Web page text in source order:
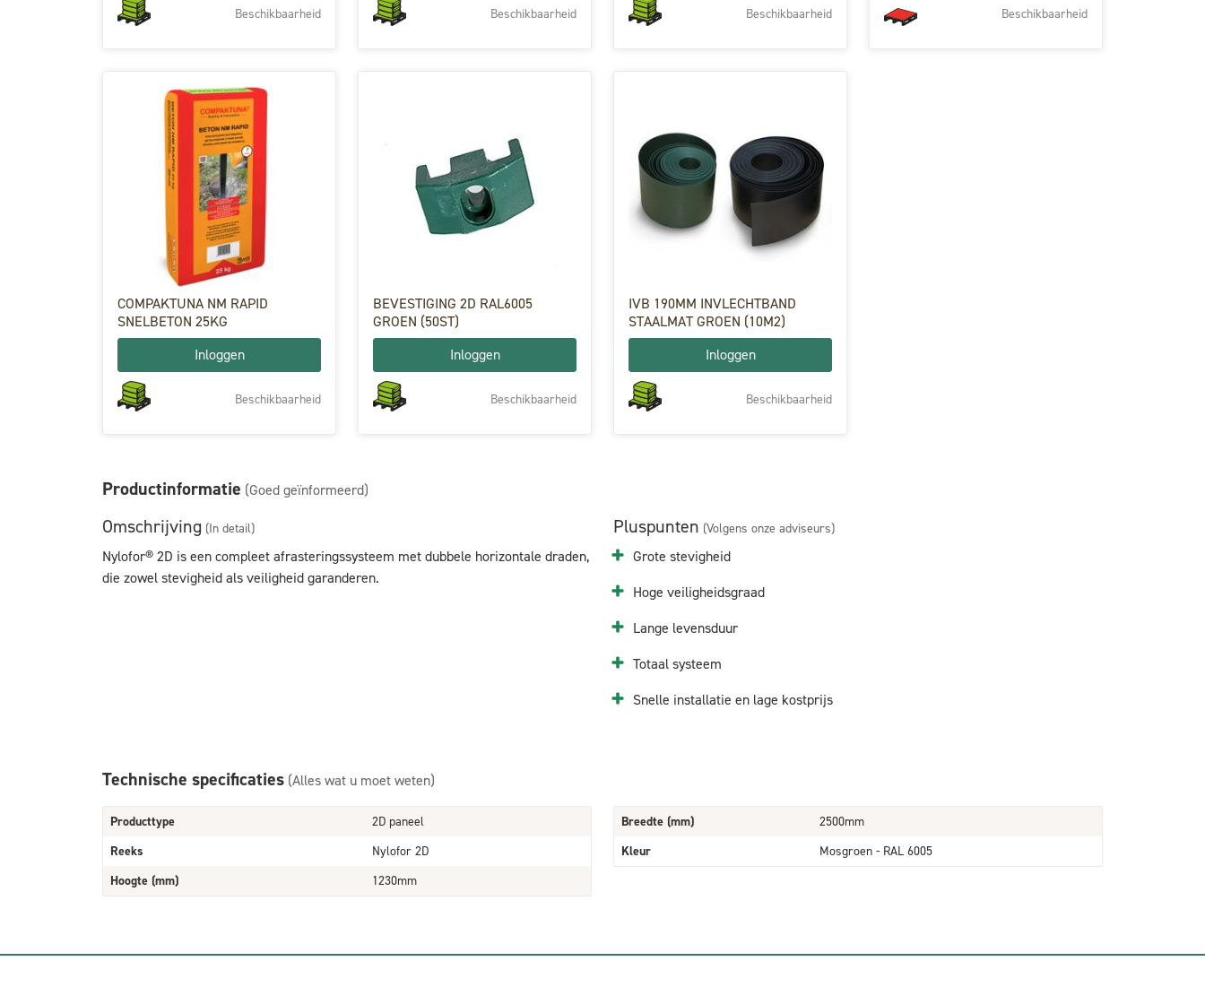
Beschikbaarheid Beschikbaarheid Beschikbaarheid Beschikbaarheid
COMPAKTUNA NM RAPID
SNELBETON 25KG
Inloggen
Beschikbaarheid
BEVESTIGING 2D RAL6005
GROEN (50ST)
Inloggen
Beschikbaarheid
IVB 190MM INVLECHTBAND
STAALMAT GROEN (10M2)
Inloggen
Beschikbaarheid
Productinformatie (Goed geïnformeerd)
Omschrijving (In detail)
Nylofor® 2D is een compleet afrasteringssysteem met dubbele horizontale draden,
die zowel stevigheid als veiligheid garanderen.
Pluspunten (Volgens onze adviseurs)
Grote stevigheid
Hoge veiligheidsgraad
Lange levensduur
Totaal systeem
Snelle installatie en lage kostprijs
Technische specificaties (Alles wat u moet weten)
Producttype
2D paneel
Reeks
Nylofor 2D
Hoogte (mm)
1230mm
Breedte (mm)
2500mm
Kleur
Mosgroen - RAL 6005